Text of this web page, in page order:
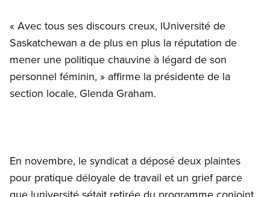
« Avec tous ses discours creux, lUniversité de
Saskatchewan a de plus en plus la réputation de
mener une politique chauvine à légard de son
personnel féminin, » affirme la présidente de la
section locale, Glenda Graham.
En novembre, le syndicat a déposé deux plaintes
pour pratique déloyale de travail et un grief parce